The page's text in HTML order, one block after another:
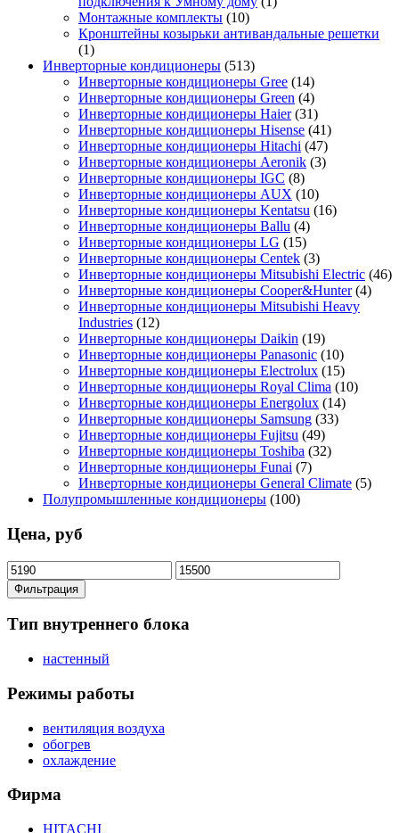
Монтажные комплекты (10)
Кронштейны козырьки антивандальные решетки
(1)
Инверторные кондиционеры (513)
Инверторные кондиционеры Gree (14)
Инверторные кондиционеры Green (4)
Инверторные кондиционеры Haier (31)
Инверторные кондиционеры Hisense (41)
Инверторные кондиционеры Hitachi (47)
Инверторные кондиционеры Aeronik (3)
Инверторные кондиционеры IGC (8)
Инверторные кондиционеры AUX (10)
Инверторные кондиционеры Kentatsu (16)
Инверторные кондиционеры Ballu (4)
Инверторные кондиционеры LG (15)
Инверторные кондиционеры Centek (3)
Инверторные кондиционеры Mitsubishi Electric (46)
Инверторные кондиционеры Cooper&Hunter (4)
Инверторные кондиционеры Mitsubishi Heavy
Industries (12)
Инверторные кондиционеры Daikin (19)
Инверторные кондиционеры Panasonic (10)
Инверторные кондиционеры Electrolux (15)
Инверторные кондиционеры Royal Clima (10)
Инверторные кондиционеры Energolux (14)
Инверторные кондиционеры Samsung (33)
Инверторные кондиционеры Fujitsu (49)
Инверторные кондиционеры Toshiba (32)
Инверторные кондиционеры Funai (7)
Инверторные кондиционеры General Climate (5)
Полупромышленные кондиционеры (100)
Цена, руб
Минимальная
цена
Максимальная
цена
Фильтрация
Тип внутреннего блока
настенный
Режимы работы
вентиляция воздуха
обогрев
охлаждение
Фирма
HITACHI